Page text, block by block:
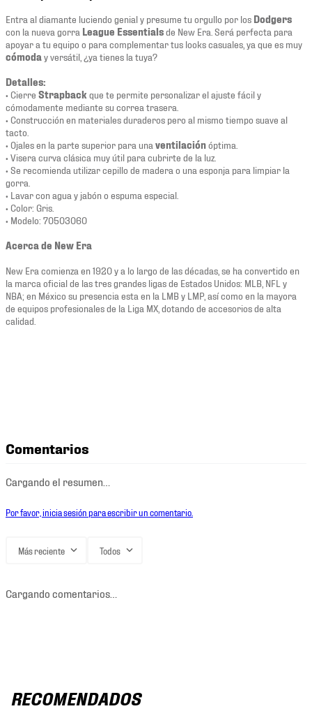
Entra al diamante luciendo genial y presume tu orgullo por los Dodgers
con la nueva gorra League Essentialsde New Era. Será perfecta para
apoyar a tu equipo o para complementar tus looks casuales, ya que es muy
cómoda y versátil, ¿ya tienes la tuya?
Detalles:
• Cierre Strapback que te permite personalizar el ajuste fácil y
cómodamente mediante su correa trasera.
• Construcción en materiales duraderos pero al mismo tiempo suave al
tacto.
• Ojales en la parte superior para una ventilaciónóptima.
• Visera curva clásica muy útil para cubrirte de la luz.
• Se recomienda utilizar cepillo de madera o una esponja para limpiar la
gorra.
• Lavar con agua y jabón o espuma especial.
• Color: Gris.
• Modelo: 70503060
Acerca de New Era
New Era comienza en 1920 y a lo largo de las décadas, se ha convertido en
la marca oficial de las tres grandes ligas de Estados Unidos: MLB, NFL y
NBA; en México su presencia esta en la LMB y LMP, así como en la mayora
de equipos profesionales de la Liga MX, dotando de accesorios de alta
calidad.
Comentarios
Cargando el resumen…
Por favor, inicia sesión para escribir un comentario.
Más reciente Todos
Cargando comentarios…
RECOMENDADOS